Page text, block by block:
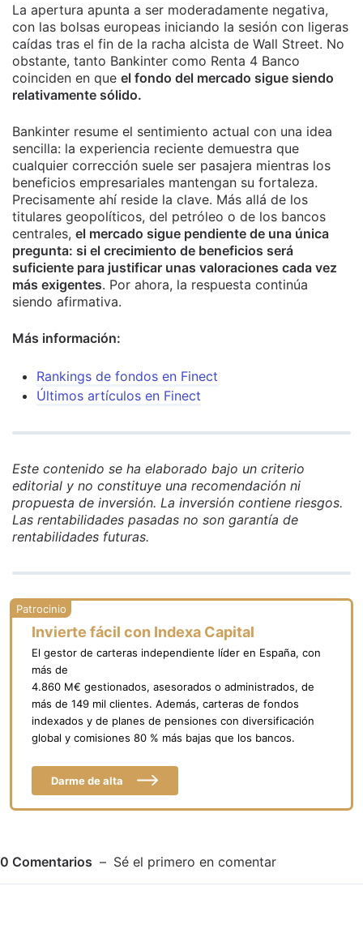
La apertura apunta a ser moderadamente negativa,
con las bolsas europeas iniciando la sesión con ligeras
caídas tras el fin de la racha alcista de Wall Street. No
obstante, tanto Bankinter como Renta 4 Banco
coinciden en que el fondo del mercado sigue siendo
relativamente sólido.
Bankinter resume el sentimiento actual con una idea
sencilla: la experiencia reciente demuestra que
cualquier corrección suele ser pasajera mientras los
beneficios empresariales mantengan su fortaleza.
Precisamente ahí reside la clave. Más allá de los
titulares geopolíticos, del petróleo o de los bancos
centrales, el mercado sigue pendiente de una única
pregunta: si el crecimiento de beneficios será
suficiente para justificar unas valoraciones cada vez
más exigentes. Por ahora, la respuesta continúa
siendo afirmativa.
Más información:
Rankings de fondos en Finect
Últimos artículos en Finect
Este contenido se ha elaborado bajo un criterio
editorial y no constituye una recomendación ni
propuesta de inversión. La inversión contiene riesgos.
Las rentabilidades pasadas no son garantía de
rentabilidades futuras.
Invierte fácil con Indexa Capital
El gestor de carteras independiente líder en España, con
más de
4.860 M€ gestionados, asesorados o administrados, de
más de 149 mil clientes. Además, carteras de fondos
indexados y de planes de pensiones con diversificación
global y comisiones 80 % más bajas que los bancos.
Darme de alta
0 Comentarios Sé el primero en comentar